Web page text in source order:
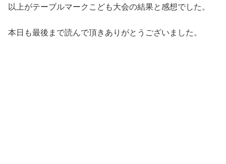
以上がテーブルマークこども大会の結果と感想でした。
本日も最後まで読んで頂きありがとうございました。